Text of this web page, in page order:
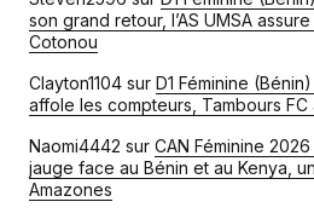
son grand retour, l’AS UMSA assure
Cotonou
Clayton1104 sur D1 Féminine
affole les compteurs, Tambours
Naomi4442 sur CAN Féminine
jauge face au Bénin et au Kenya,
Amazones